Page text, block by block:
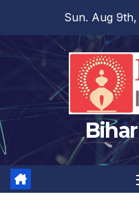
content
Sun. Aug